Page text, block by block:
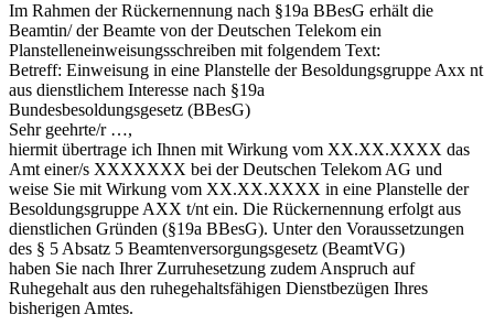
Im Rahmen der Rückernennung nach §19a BBesG erhält die
Beamtin/ der Beamte von der Deutschen Telekom ein
Planstelleneinweisungsschreiben mit folgendem Text:
Betreff: Einweisung in eine Planstelle der Besoldungsgruppe Axx nt
aus dienstlichem Interesse nach §19a
Bundesbesoldungsgesetz (BBesG)
Sehr geehrte/r …,
hiermit übertrage ich Ihnen mit Wirkung vom XX.XX.XXXX das
Amt einer/s XXXXXXX bei der Deutschen Telekom AG und
weise Sie mit Wirkung vom XX.XX.XXXX in eine Planstelle der
Besoldungsgruppe AXX t/nt ein. Die Rückernennung erfolgt aus
dienstlichen Gründen (§19a BBesG). Unter den Voraussetzungen
des § 5 Absatz 5 Beamtenversorgungsgesetz (BeamtVG)
haben Sie nach Ihrer Zurruhesetzung zudem Anspruch auf
Ruhegehalt aus den ruhegehaltsfähigen Dienstbezügen Ihres
bisherigen Amtes.